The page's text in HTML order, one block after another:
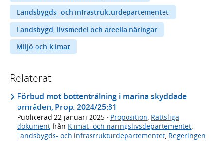
Landsbygds- och infrastrukturdepartementet
Landsbygd, livsmedel och areella näringar
Miljö och klimat
Relaterat
Förbud mot bottentrålning i marina skyddade
områden, Prop. 2024/25:81
Publicerad 22 januari 2025 · Proposition, Rättsliga
dokument från Klimat- och näringslivsdepartementet,
Landsbygds- och infrastrukturdepartementet, Regeringen